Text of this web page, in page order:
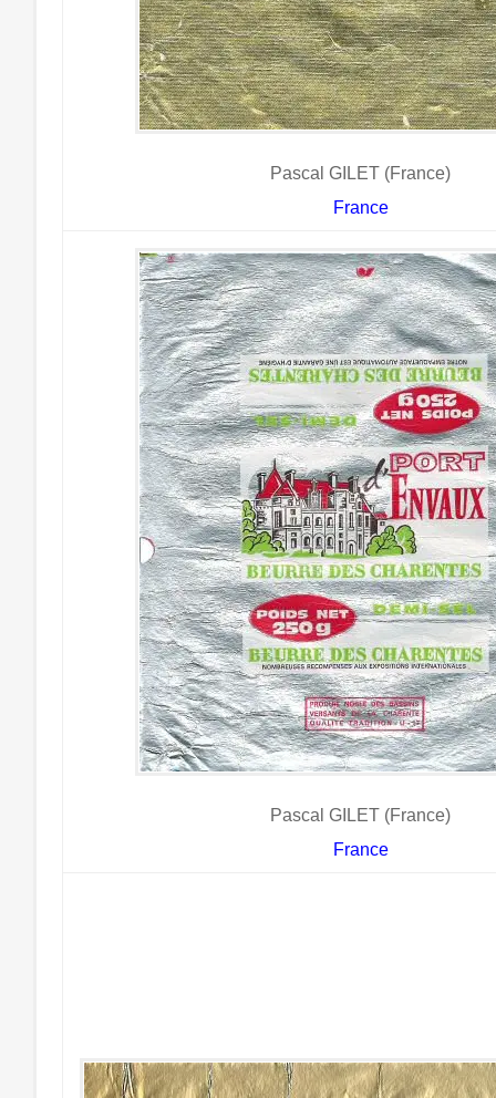
Pascal GILET (France)
France
Pascal GILET (France)
France